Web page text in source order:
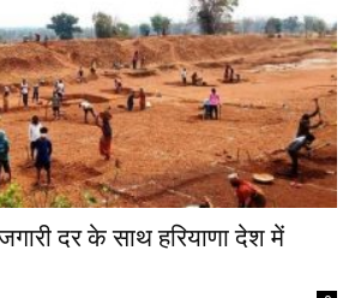
दर के साथ हरियाणा देश में